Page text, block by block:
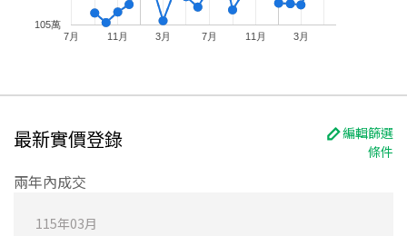
7月 11月 3月 7月 11月 3月
105萬
最新實價登錄
編輯篩選
條件
兩年內成交
115年03月